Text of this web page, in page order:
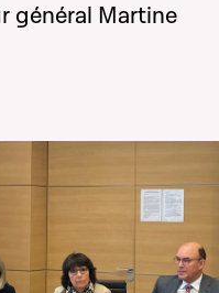
général Martine